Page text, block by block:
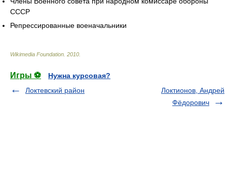
СССР
Репрессированные военачальники
Wikimedia Foundation 2010
Игры ⚽
Нужна курсовая?
Локтевский район
Локтионов, Андрей
Фёдорович